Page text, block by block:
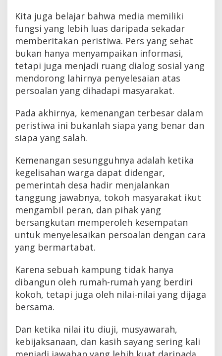
Kita juga belajar bahwa media memiliki
fungsi yang lebih luas daripada sekadar
memberitakan peristiwa. Pers yang sehat
bukan hanya menyampaikan informasi,
tetapi juga menjadi ruang dialog sosial yang
mendorong lahirnya penyelesaian atas
persoalan yang dihadapi masyarakat.
Pada akhirnya, kemenangan terbesar dalam
peristiwa ini bukanlah siapa yang benar dan
siapa yang salah.
Kemenangan sesungguhnya adalah ketika
kegelisahan warga dapat didengar,
pemerintah desa hadir menjalankan
tanggung jawabnya, tokoh masyarakat ikut
mengambil peran, dan pihak yang
bersangkutan memperoleh kesempatan
untuk menyelesaikan persoalan dengan cara
yang bermartabat.
Karena sebuah kampung tidak hanya
dibangun oleh rumah-rumah yang berdiri
kokoh, tetapi juga oleh nilai-nilai yang dijaga
bersama.
Dan ketika nilai itu diuji, musyawarah,
kebijaksanaan, dan kasih sayang sering kali